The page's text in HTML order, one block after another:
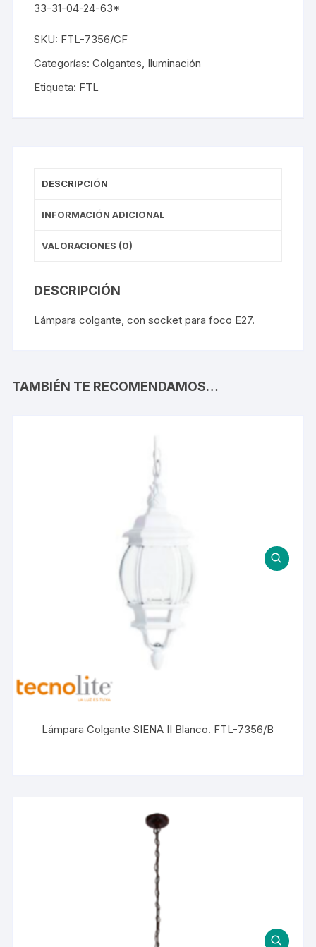
33-31-04-24-63*
SKU: FTL-7356/CF
Categorías:Colgantes Iluminación
Etiqueta: FTL
DESCRIPCIÓN
INFORMACIÓN ADICIONAL
VALORACIONES (0)
DESCRIPCIÓN
Lámpara colgante, con socket para foco E27.
TAMBIÉN TE RECOMENDAMOS…
Lámpara Colgante SIENA II Blanco. FTL-7356/B